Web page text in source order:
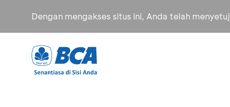
Dengan mengakses situs ini, Anda telah